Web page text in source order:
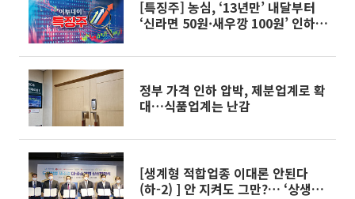
[특징주] 농심, ‘13년만’ 내달부터
‘신라면 50원·새우깡 100원’ 인하
정부 가격 인하 압박, 제분업계로 확
대…식품업계는 난감
[생계형 적합업종 이대론 안된다
(하-2) ] 안 지켜도 그만?… ‘상생협